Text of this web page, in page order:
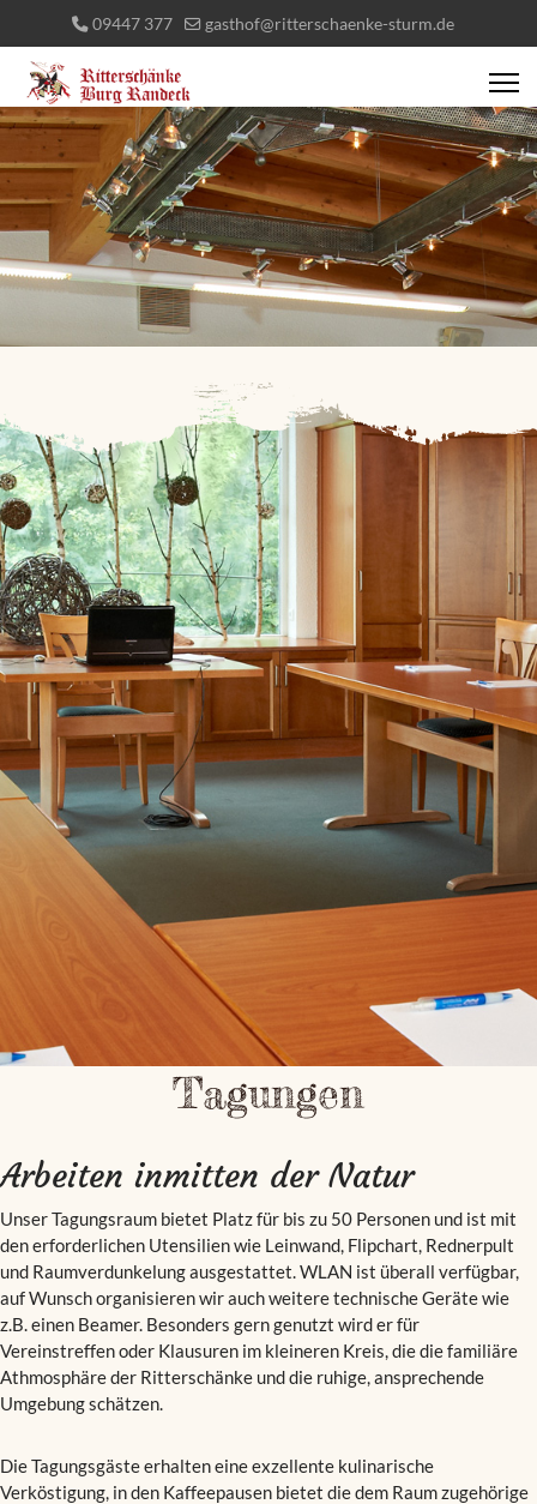
09447 377 gasthof@ritterschaenke-sturm.de
Tagungen
Arbeiten inmitten der Natur
Unser Tagungsraum bietet Platz für bis zu 50 Personen und ist mit
den erforderlichen Utensilien wie Leinwand, Flipchart, Rednerpult
und Raumverdunkelung ausgestattet. WLAN ist überall verfügbar,
auf Wunsch organisieren wir auch weitere technische Geräte wie
z.B. einen Beamer. Besonders gern genutzt wird er für
Vereinstreffen oder Klausuren im kleineren Kreis, die die familiäre
Athmosphäre der Ritterschänke und die ruhige, ansprechende
Umgebung schätzen.
Die Tagungsgäste erhalten eine exzellente kulinarische
Verköstigung, in den Kaffeepausen bietet die dem Raum zugehörige